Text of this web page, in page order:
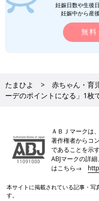
妊娠日数や生後
妊娠中から産
無料
たまひよ 赤ちゃん・育
ーデのポイントになる」1枚
ＡＢＪマークは
著作権者からコ
であることを示
ABJマークの詳
はこちら→
本サイトに掲載されている記事・写
す。